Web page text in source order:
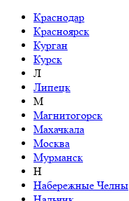
Краснодар
Красноярск
Курган
Курск
Л
Липецк
М
Магнитогорск
Махачкала
Москва
Мурманск
Н
Набережные Челны